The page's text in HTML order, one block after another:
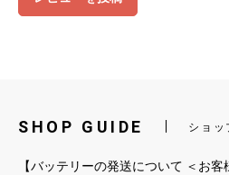
SHOP GUIDE ショッ
【バッテリーの発送について ＜お